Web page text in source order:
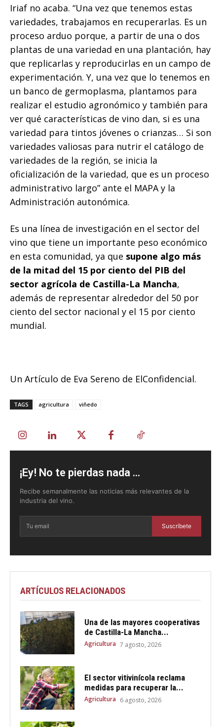
Iriaf no acaba. “Una vez que tenemos estas
variedades, trabajamos en recuperarlas. Es un
proceso arduo porque, a partir de una o dos
plantas de una variedad en una plantación, hay
que replicarlas y reproducirlas en un campo de
experimentación. Y, una vez que lo tenemos en
un banco de germoplasma, plantamos para
realizar el estudio agronómico y también para
ver qué características de vino dan, si es una
variedad para tintos jóvenes o crianzas… Si son
variedades valiosas para nutrir el catálogo de
variedades de la región, se inicia la
oficialización de la variedad, que es un proceso
administrativo largo” ante el MAPA y la
Administración autonómica.
Es una línea de investigación en el sector del
vino que tiene un importante peso económico
en esta comunidad, ya que supone algo más
de la mitad del 15 por ciento del PIB del
sector agrícola de Castilla-La Mancha,
además de representar alrededor del 50 por
ciento del sector nacional y el 15 por ciento
mundial.
Un Artículo de Eva Sereno de ElConfidencial.
TAGS agricultura viñedo
¡Ey! No te pierdas nada ...
Recibe semanalmente las noticias más relevantes de la
industria del vino.
Suscríbete
ARTÍCULOS RELACIONADOS
Una de las mayores cooperativas
de Castilla-La Mancha...
Agricultura 7 agosto, 2026
El sector vitivinícola reclama
medidas para recuperar la...
Agricultura 6 agosto, 2026